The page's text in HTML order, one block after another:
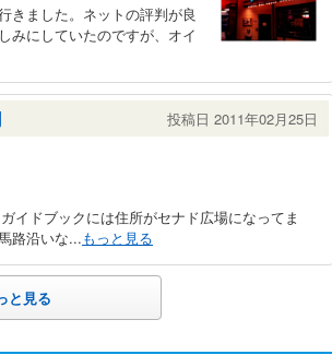
きました。ネットの評判が良
みにしていたのですが、オイ
投稿日 2011年02月25日
イドブックには住所がセナド広場になってま
路沿いな...もっと見る
と見る